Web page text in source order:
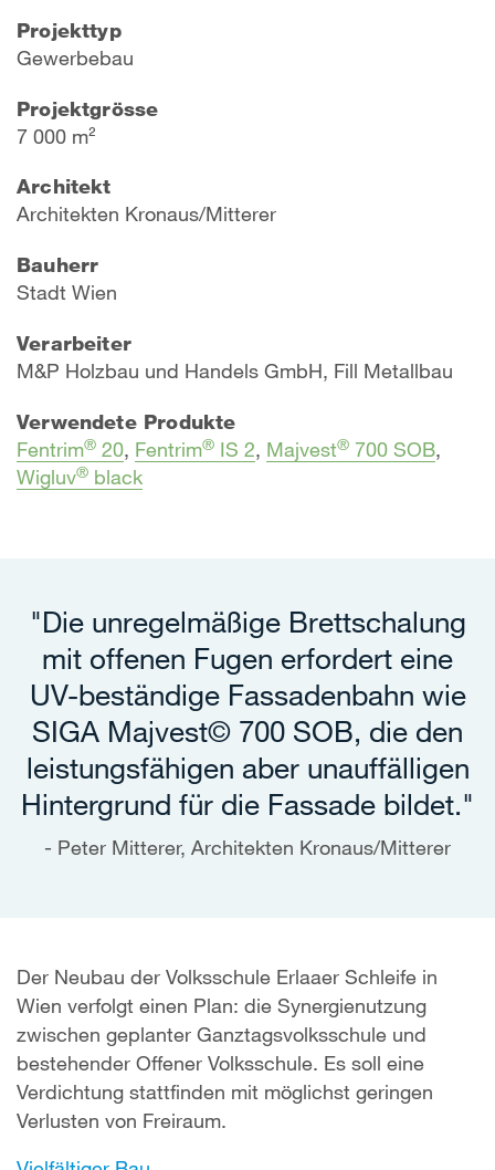
Projekttyp
Gewerbebau
Projektgrösse
7 000 m²
Architekt
Architekten Kronaus/Mitterer
Bauherr
Stadt Wien
Verarbeiter
M&P Holzbau und Handels GmbH, Fill Metallbau
Verwendete Produkte
Fentrim® 20, Fentrim® IS 2, Majvest® 700 SOB,
Wigluv® black
"Die unregelmäßige Brettschalung
mit offenen Fugen erfordert eine
UV-beständige Fassadenbahn wie
SIGA Majvest© 700 SOB, die den
leistungsfähigen aber unauffälligen
Hintergrund für die Fassade bildet."
Peter Mitterer, Architekten Kronaus/Mitterer
Der Neubau der Volksschule Erlaaer Schleife in
Wien verfolgt einen Plan: die Synergienutzung
zwischen geplanter Ganztagsvolksschule und
bestehender Offener Volksschule. Es soll eine
Verdichtung stattfinden mit möglichst geringen
Verlusten von Freiraum.